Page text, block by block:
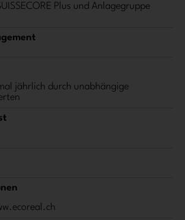
Plus und Anlagegruppe
jährlich durch unabhängige